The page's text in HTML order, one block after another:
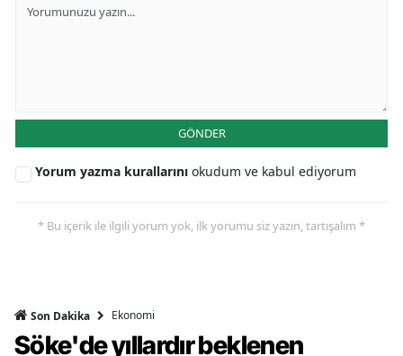
GÖNDER
Yorum yazma kurallarını okudum ve kabul ediyorum
* Bu içerik ile ilgili yorum yok, ilk yorumu siz yazın, tartışalım *
Son Dakika Ekonomi
Söke'de yıllardır beklenen